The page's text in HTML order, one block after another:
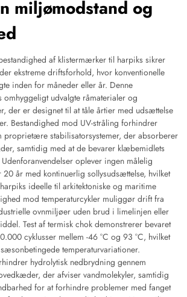
miljømodstand og
af klistermærker til harpiks sikrer
ekstreme driftsforhold, hvor konventionelle
inden for måneder eller år. Denne
omhyggeligt udvalgte råmaterialer og
der er designet til at tåle årtier med udsættelse
Bestandighed mod UV-stråling forhindrer
proprietære stabilisatorsystemer, der absorberer
samtidig med at de bevarer klæbemidlets
oplever ingen målelig
20 år med kontinuerlig sollysudsættelse, hvilket
ideelle til arkitektoniske og maritime
mod temperaturcykler muliggør drift fra
ovnmiljøer uden brud i limelinjen eller
Test af termisk chok demonstrerer bevaret
cyklusser mellem -46 °C og 93 °C, hvilket
temperaturvariationer.
hydrolytisk nedbrydning gennem
der afviser vandmolekyler, samtidig
for at forhindre problemer med fanget